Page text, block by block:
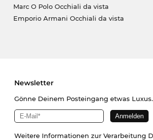
Marc O Polo Occhiali da vista
Emporio Armani Occhiali da vista
Newsletter
Gönne Deinem Posteingang etwas
Weitere Informationen zur Verarbeitung